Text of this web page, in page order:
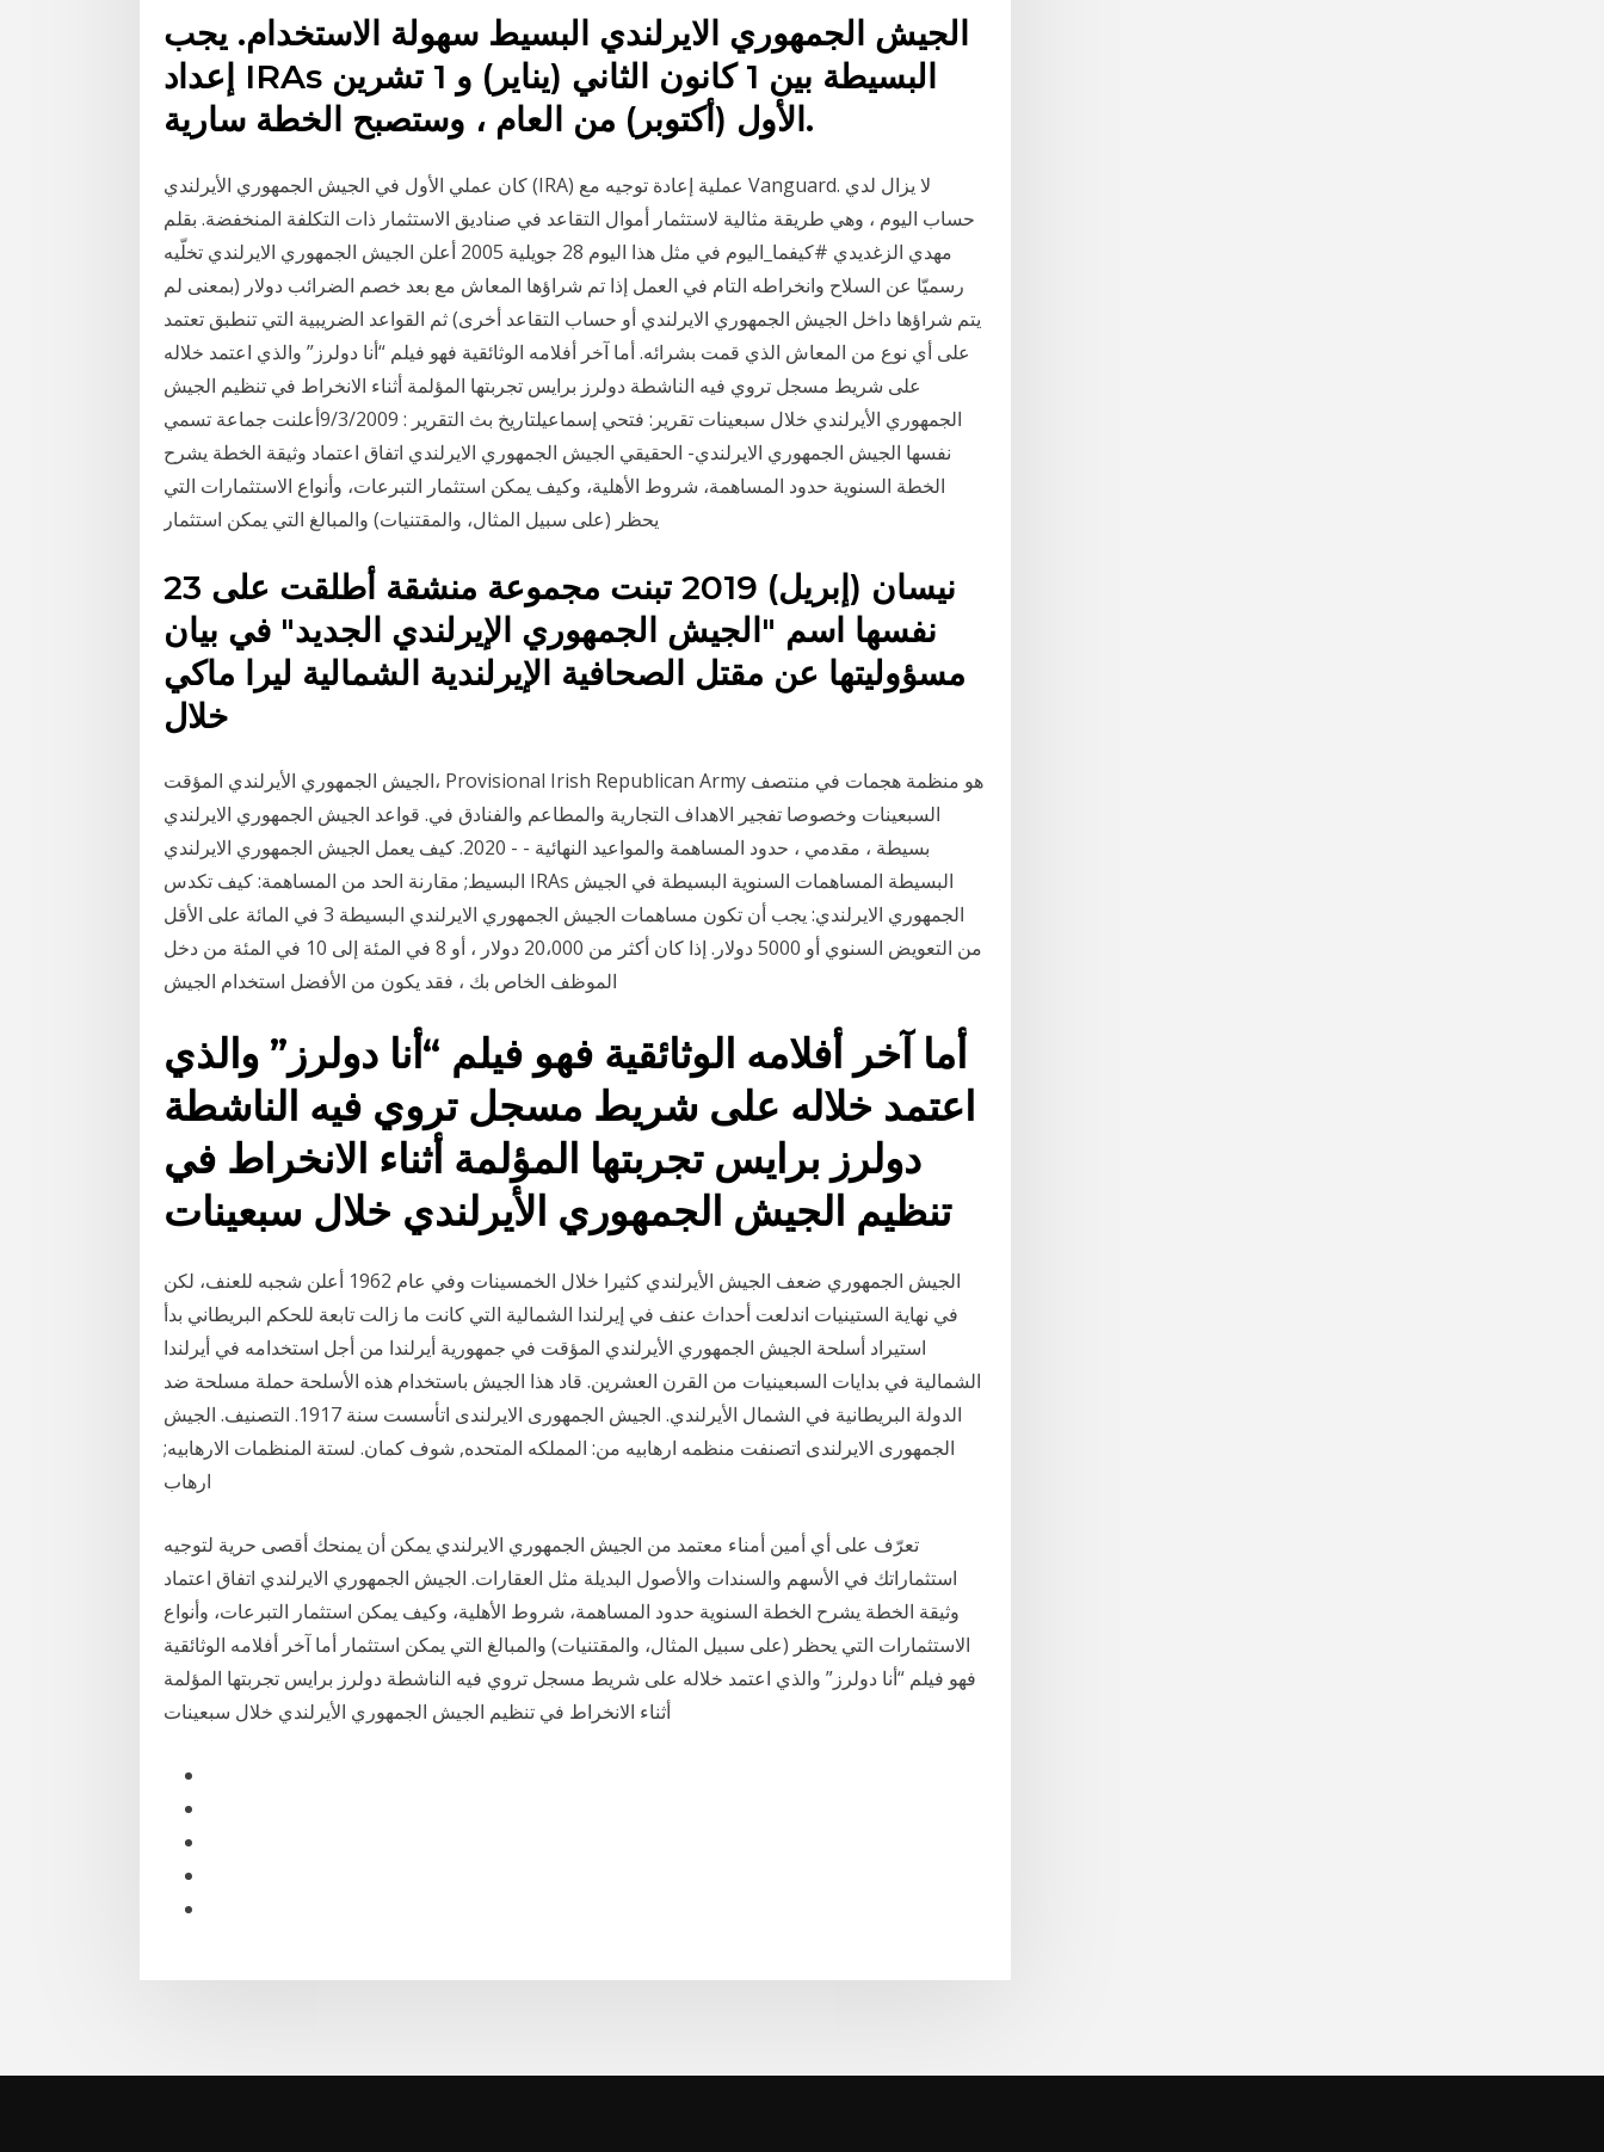
الجيش الجمهوري الايرلندي البسيط سهولة الاستخدام. يجب
إعداد IRAs البسيطة بين 1 كانون الثاني (يناير) و 1 تشرين
الأول (أكتوبر) من العام ، وستصبح الخطة سارية.
كان عملي الأول في الجيش الجمهوري الأيرلندي (IRA) عملية إعادة توجيه مع Vanguard. لا يزال لدي
حساب اليوم ، وهي طريقة مثالية لاستثمار أموال التقاعد في صناديق الاستثمار ذات التكلفة المنخفضة. بقلم
مهدي الزغديدي #‏كيفما_اليوم في مثل هذا اليوم 28 جويلية 2005 أعلن الجيش الجمهوري الايرلندي تخلّيه
رسميّا عن السلاح وانخراطه التام في العمل إذا تم شراؤها المعاش مع بعد خصم الضرائب دولار (بمعنى لم
يتم شراؤها داخل الجيش الجمهوري الايرلندي أو حساب التقاعد أخرى) ثم القواعد الضريبية التي تنطبق تعتمد
على أي نوع من المعاش الذي قمت بشرائه. أما آخر أفلامه الوثائقية فهو فيلم “أنا دولرز” والذي اعتمد خلاله
على شريط مسجل تروي فيه الناشطة دولرز برايس تجربتها المؤلمة أثناء الانخراط في تنظيم الجيش
الجمهوري الأيرلندي خلال سبعينات تقرير: فتحي إسماعيلتاريخ بث التقرير : 9/3/2009أعلنت جماعة تسمي
نفسها الجيش الجمهوري الايرلندي- الحقيقي الجيش الجمهوري الايرلندي اتفاق اعتماد وثيقة الخطة يشرح
الخطة السنوية حدود المساهمة، شروط الأهلية، وكيف يمكن استثمار التبرعات، وأنواع الاستثمارات التي
يحظر (على سبيل المثال، والمقتنيات) والمبالغ التي يمكن استثمار
23 نيسان (إبريل) 2019 تبنت مجموعة منشقة أطلقت على
نفسها اسم "الجيش الجمهوري الإيرلندي الجديد" في بيان
مسؤوليتها عن مقتل الصحافية الإيرلندية الشمالية ليرا ماكي
الجيش الجمهوري الأيرلندي المؤقت، Provisional Irish Republican Army هو منظمة هجمات في منتصف
السبعينات وخصوصا تفجير الاهداف التجارية والمطاعم والفنادق في. قواعد الجيش الجمهوري الايرلندي
بسيطة ، مقدمي ، حدود المساهمة والمواعيد النهائية - - 2020. كيف يعمل الجيش الجمهوري الايرلندي
البسيط; مقارنة الحد من المساهمة: كيف تكدس IRAs البسيطة المساهمات السنوية البسيطة في الجيش
الجمهوري الايرلندي: يجب أن تكون مساهمات الجيش الجمهوري الايرلندي البسيطة 3 في المائة على الأقل
من التعويض السنوي أو 5000 دولار. إذا كان أكثر من 20،000 دولار ، أو 8 في المئة إلى 10 في المئة من دخل
الموظف الخاص بك ، فقد يكون من الأفضل استخدام الجيش
أما آخر أفلامه الوثائقية فهو فيلم “أنا دولرز” والذي
اعتمد خلاله على شريط مسجل تروي فيه الناشطة
دولرز برايس تجربتها المؤلمة أثناء الانخراط في
تنظيم الجيش الجمهوري الأيرلندي خلال سبعينات
الجيش الجمهوري ضعف الجيش الأيرلندي كثيرا خلال الخمسينات وفي عام 1962 أعلن شجبه للعنف، لكن
في نهاية الستينيات اندلعت أحداث عنف في إيرلندا الشمالية التي كانت ما زالت تابعة للحكم البريطاني بدأ
استيراد أسلحة الجيش الجمهوري الأيرلندي المؤقت في جمهورية أيرلندا من أجل استخدامه في أيرلندا
الشمالية في بدايات السبعينيات من القرن العشرين. قاد هذا الجيش باستخدام هذه الأسلحة حملة مسلحة ضد
الدولة البريطانية في الشمال الأيرلندي. الجيش الجمهورى الايرلندى اتأسست سنة 1917. التصنيف. الجيش
الجمهورى الايرلندى اتصنفت منظمه ارهابيه من: المملكه المتحده, شوف كمان. لستة المنظمات الارهابيه;
ارهاب
تعرّف على أي أمين أمناء معتمد من الجيش الجمهوري الايرلندي يمكن أن يمنحك أقصى حرية لتوجيه
استثماراتك في الأسهم والسندات والأصول البديلة مثل العقارات. الجيش الجمهوري الايرلندي اتفاق اعتماد
وثيقة الخطة يشرح الخطة السنوية حدود المساهمة، شروط الأهلية، وكيف يمكن استثمار التبرعات، وأنواع
الاستثمارات التي يحظر (على سبيل المثال، والمقتنيات) والمبالغ التي يمكن استثمار أما آخر أفلامه الوثائقية
فهو فيلم “أنا دولرز” والذي اعتمد خلاله على شريط مسجل تروي فيه الناشطة دولرز برايس تجربتها المؤلمة
أثناء الانخراط في تنظيم الجيش الجمهوري الأيرلندي خلال سبعينات